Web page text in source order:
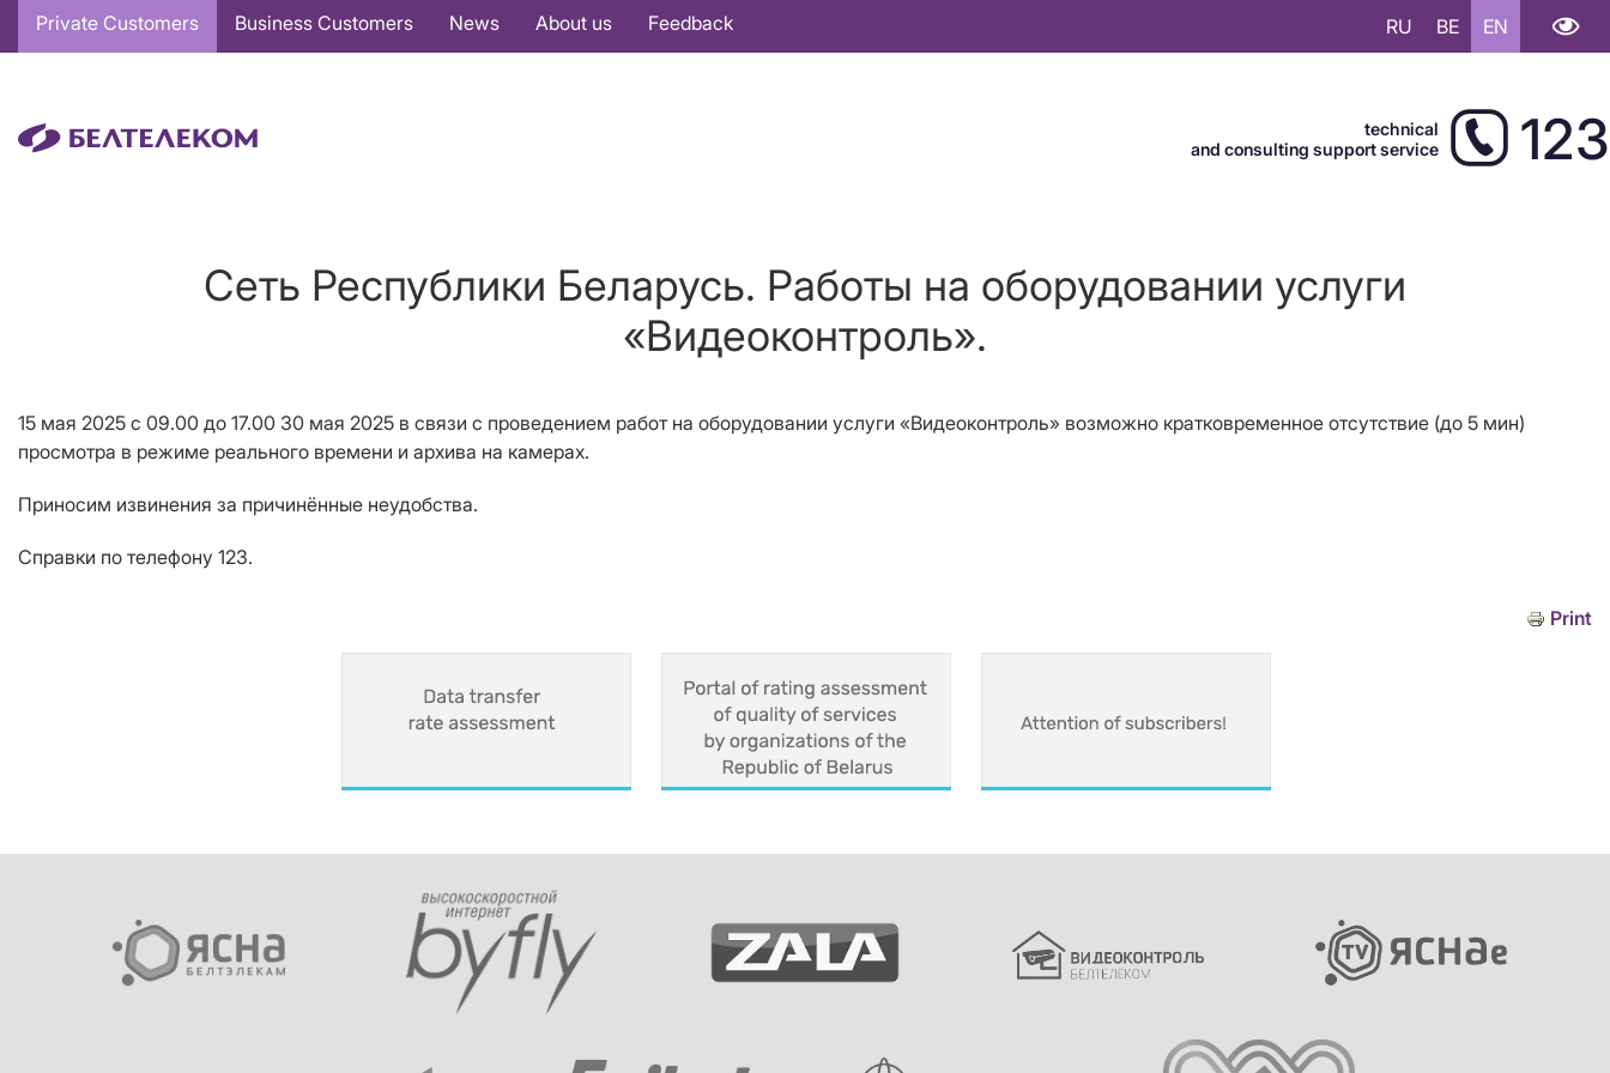
Основная
навигация
Private Customers Business Customers News About us Feedback RU BE EN
technical
and consulting support service
123
Сеть Республики Беларусь. Работы на оборудовании услуги
«Видеоконтроль».
15 мая 2025 с 09.00 до 17.00 30 мая 2025 в связи с проведением работ на оборудовании услуги «Видеоконтроль» возможно кратковременное отсутствие (до 5 мин)
просмотра в режиме реального времени и архива на камерах.
Приносим извинения за причинённые неудобства.
Справки по телефону 123.
Print